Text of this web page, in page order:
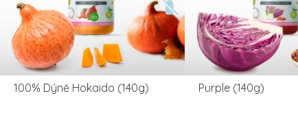
100% Dýně Hokaido (140g) Purple (140g)